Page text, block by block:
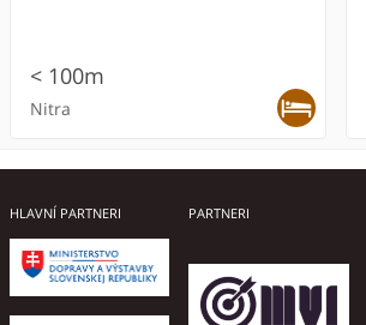
< 100m
Nitra
HLAVNÍ PARTNERI PARTNERI